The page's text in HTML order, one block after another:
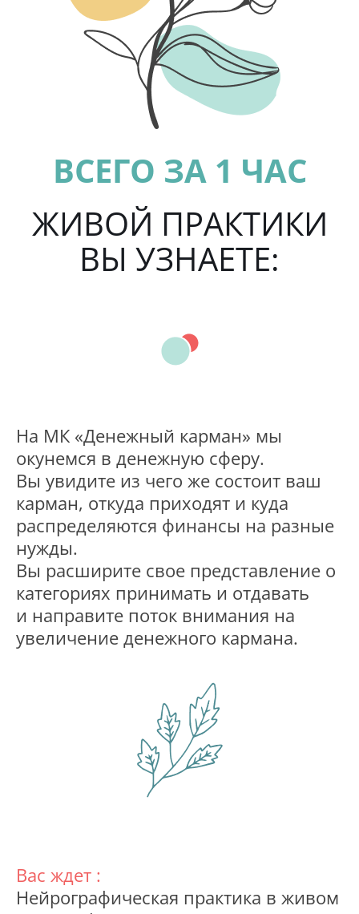
ВСЕГО ЗА 1 ЧАС
ЖИВОЙ ПРАКТИКИ
ВЫ УЗНАЕТЕ:
На МК «Денежный карман» мы
окунемся в денежную сферу.
Вы увидите из чего же состоит ваш
карман, откуда приходят и куда
распределяются финансы на разные
нужды.
Вы расширите свое представление о
категориях принимать и отдавать
и направите поток внимания на
увеличение денежного кармана.
Вас ждет :
Нейрографическая практика в живом